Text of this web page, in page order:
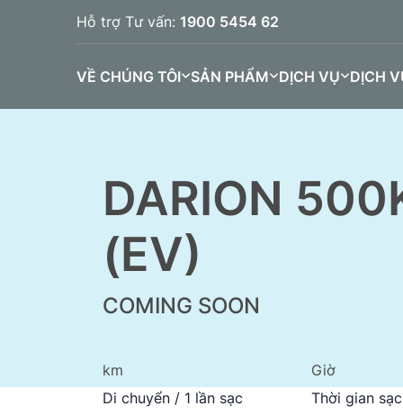
Hỗ trợ Tư vấn: 1900 5454 62
VỀ CHÚNG TÔI SẢN PHẨM DỊCH VỤ DỊCH
BINGO
DARION
(EV)
COMING SOON
km
Di chuyển / 1 lần sạc
Giờ
Thời gian